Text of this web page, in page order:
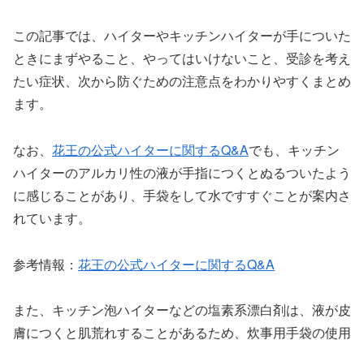
この記事では、ハイターやキッチンハイターが手についた
ときにまずやること、やってはいけないこと、受診を考え
たい症状、次から防ぐための注意点をわかりやすくまとめ
ます。
なお、 花王の公式ハイターに関するQ&Aでも、キッチン
ハイターのアルカリ性の液が手指につくとぬるついたよう
に感じることがあり、手袋をして水ですすぐことが案内さ
れています。
参考情報： 花王の公式ハイターに関するQ&A
また、キッチン泡ハイターなどの塩素系漂白剤は、液が皮
膚につくと肌荒れすることがあるため、炊事用手袋の使用